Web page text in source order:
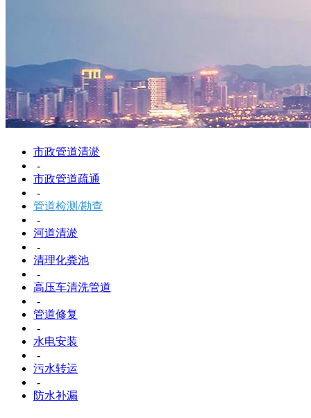
市政管道清淤
-
市政管道疏通
-
管道检测/勘查
-
河道清淤
-
清理化粪池
-
高压车清洗管道
-
管道修复
-
水电安装
-
污水转运
-
防水补漏